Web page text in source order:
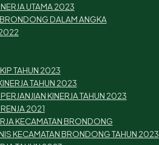
UTAMA 2023
DALAM ANGKA
TAHUN 2023
TAHUN 2023
KINERJA TAHUN 2023
2021
KECAMATAN BRONDONG
KECAMATAN BRONDONG TAHUN 2023